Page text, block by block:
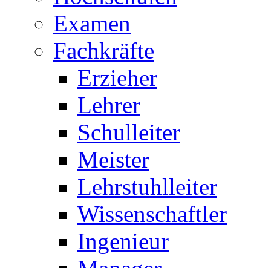
Examen
Fachkräfte
Erzieher
Lehrer
Schulleiter
Meister
Lehrstuhlleiter
Wissenschaftler
Ingenieur